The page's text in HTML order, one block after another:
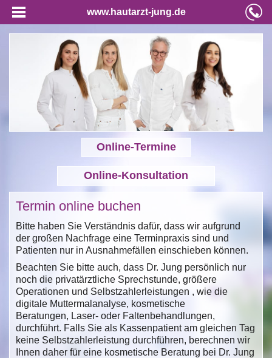
www.hautarzt-jung.de
Online-Termine
Online-Konsultation
Termin online buchen
Bitte haben Sie Verständnis dafür, dass wir aufgrund
der großen Nachfrage eine Terminpraxis sind und
Patienten nur in Ausnahmefällen einschieben können.
Beachten Sie bitte auch, dass Dr. Jung persönlich nur
noch die privatärztliche Sprechstunde, größere
Operationen und Selbstzahlerleistungen , wie die
digitale Muttermalanalyse, kosmetische
Beratungen, Laser- oder Faltenbehandlungen,
durchführt. Falls Sie als Kassenpatient am gleichen Tag
keine Selbstzahlerleistung durchführen, berechnen wir
Ihnen daher für eine kosmetische Beratung bei Dr. Jung